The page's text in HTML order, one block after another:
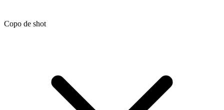
Copo de shot